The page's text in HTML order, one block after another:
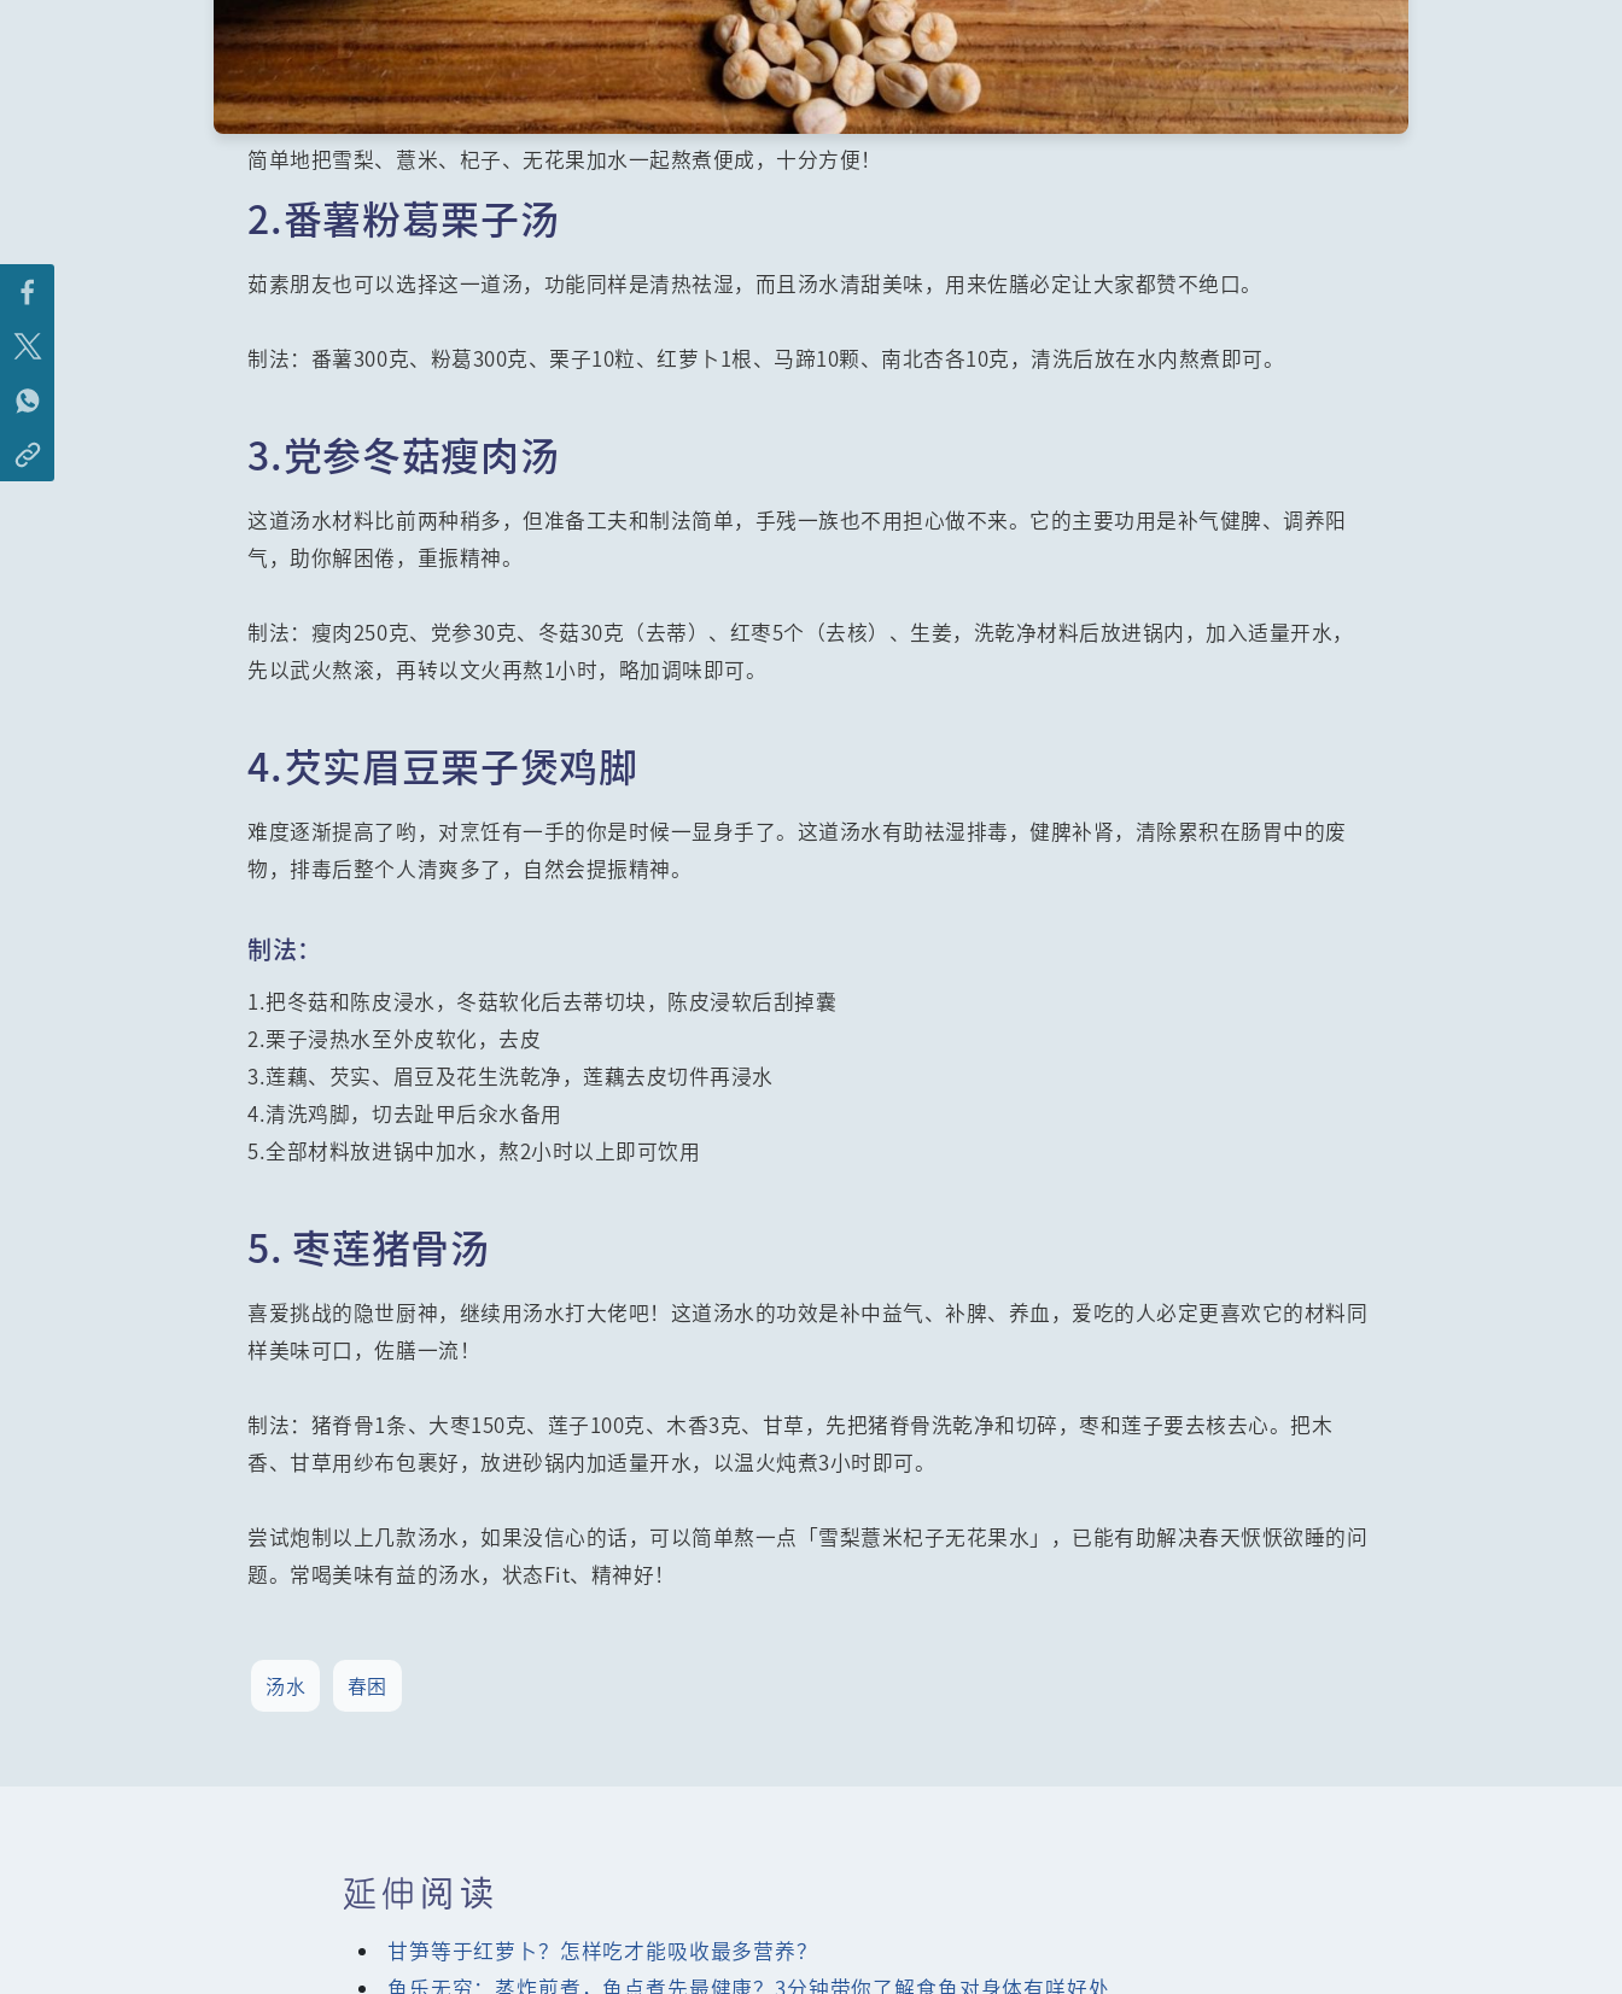
简单地把雪梨、薏米、杞子、无花果加水一起熬煮便成，十分方便！
2.番薯粉葛栗子汤
茹素朋友也可以选择这一道汤，功能同样是清热祛湿，而且汤水清甜美味，用来佐膳必定让大家都赞不绝口。
制法：番薯300克、粉葛300克、栗子10粒、红萝卜1根、马蹄10颗、南北杏各10克，清洗后放在水内熬煮即可。
3.党参冬菇瘦肉汤
这道汤水材料比前两种稍多，但准备工夫和制法简单，手残一族也不用担心做不来。它的主要功用是补气健脾、调养阳
气，助你解困倦，重振精神。
制法：瘦肉250克、党参30克、冬菇30克（去蒂）、红枣5个（去核）、生姜，洗乾净材料后放进锅内，加入适量开水，
先以武火熬滚，再转以文火再熬1小时，略加调味即可。
4.芡实眉豆栗子煲鸡脚
难度逐渐提高了哟，对烹饪有一手的你是时候一显身手了。这道汤水有助袪湿排毒，健脾补肾，清除累积在肠胃中的废
物，排毒后整个人清爽多了，自然会提振精神。
制法：
1.把冬菇和陈皮浸水，冬菇软化后去蒂切块，陈皮浸软后刮掉囊
2.栗子浸热水至外皮软化，去皮
3.莲藕、芡实、眉豆及花生洗乾净，莲藕去皮切件再浸水
4.清洗鸡脚，切去趾甲后汆水备用
5.全部材料放进锅中加水，熬2小时以上即可饮用
5. 枣莲猪骨汤
喜爱挑战的隐世厨神，继续用汤水打大佬吧！这道汤水的功效是补中益气、补脾、养血，爱吃的人必定更喜欢它的材料同
样美味可口，佐膳一流！
制法：猪脊骨1条、大枣150克、莲子100克、木香3克、甘草，先把猪脊骨洗乾净和切碎，枣和莲子要去核去心。把木
香、甘草用纱布包裹好，放进砂锅内加适量开水，以温火炖煮3小时即可。
尝试炮制以上几款汤水，如果没信心的话，可以简单熬一点「雪梨薏米杞子无花果水」，已能有助解决春天恹恹欲睡的问
题。常喝美味有益的汤水，状态Fit、精神好！
汤水 春困
延伸阅读
甘笋等于红萝卜？怎样吃才能吸收最多营养？
鱼乐无穷：蒸炸煎煮，鱼点煮先最健康？3分钟带你了解食鱼对身体有咩好处